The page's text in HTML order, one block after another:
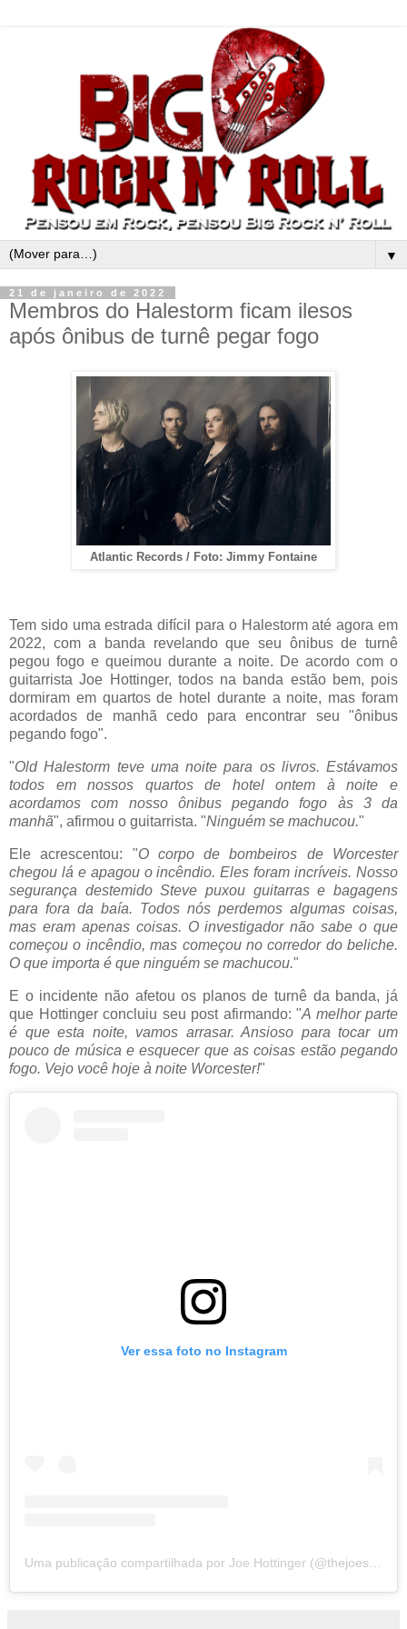
▼
21 de janeiro de 2022
Membros do Halestorm ficam ilesos
após ônibus de turnê pegar fogo
Atlantic Records / Foto: Jimmy Fontaine
Tem sido uma estrada difícil para o Halestorm até agora em
2022, com a banda revelando que seu ônibus de turnê
pegou fogo e queimou durante a noite. De acordo com o
guitarrista Joe Hottinger, todos na banda estão bem, pois
dormiram em quartos de hotel durante a noite, mas foram
acordados de manhã cedo para encontrar seu "ônibus
pegando fogo".
"Old Halestorm teve uma noite para os livros. Estávamos
todos em nossos quartos de hotel ontem à noite e
acordamos com nosso ônibus pegando fogo às 3 da
manhã", afirmou o guitarrista. "Ninguém se machucou."
Ele acrescentou: "O corpo de bombeiros de Worcester
chegou lá e apagou o incêndio. Eles foram incríveis. Nosso
segurança destemido Steve puxou guitarras e bagagens
para fora da baía. Todos nós perdemos algumas coisas,
mas eram apenas coisas. O investigador não sabe o que
começou o incêndio, mas começou no corredor do beliche.
O que importa é que ninguém se machucou."
E o incidente não afetou os planos de turnê da banda, já
que Hottinger concluiu seu post afirmando: "A melhor parte
é que esta noite, vamos arrasar. Ansioso para tocar um
pouco de música e esquecer que as coisas estão pegando
fogo. Vejo você hoje à noite Worcester!"
Ver essa foto no Instagram
Uma publicação compartilhada por Joe Hottinger (@thejoestorm)